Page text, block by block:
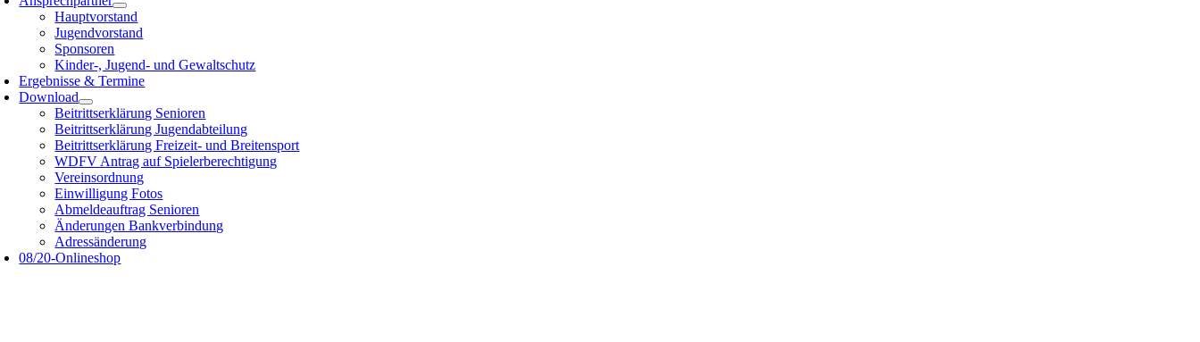
Hauptvorstand
Jugendvorstand
Sponsoren
Kinder-, Jugend- und Gewaltschutz
Ergebnisse & Termine
Download
Beitrittserklärung Senioren
Beitrittserklärung Jugendabteilung
Beitrittserklärung Freizeit- und Breitensport
WDFV Antrag auf Spielerberechtigung
Vereinsordnung
Einwilligung Fotos
Abmeldeauftrag Senioren
Änderungen Bankverbindung
Adressänderung
08/20-Onlineshop